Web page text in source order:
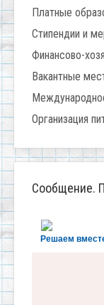
Платные
Стипендии и
Финансово-
Вакантные
Организация
Сообщение.
Решаем